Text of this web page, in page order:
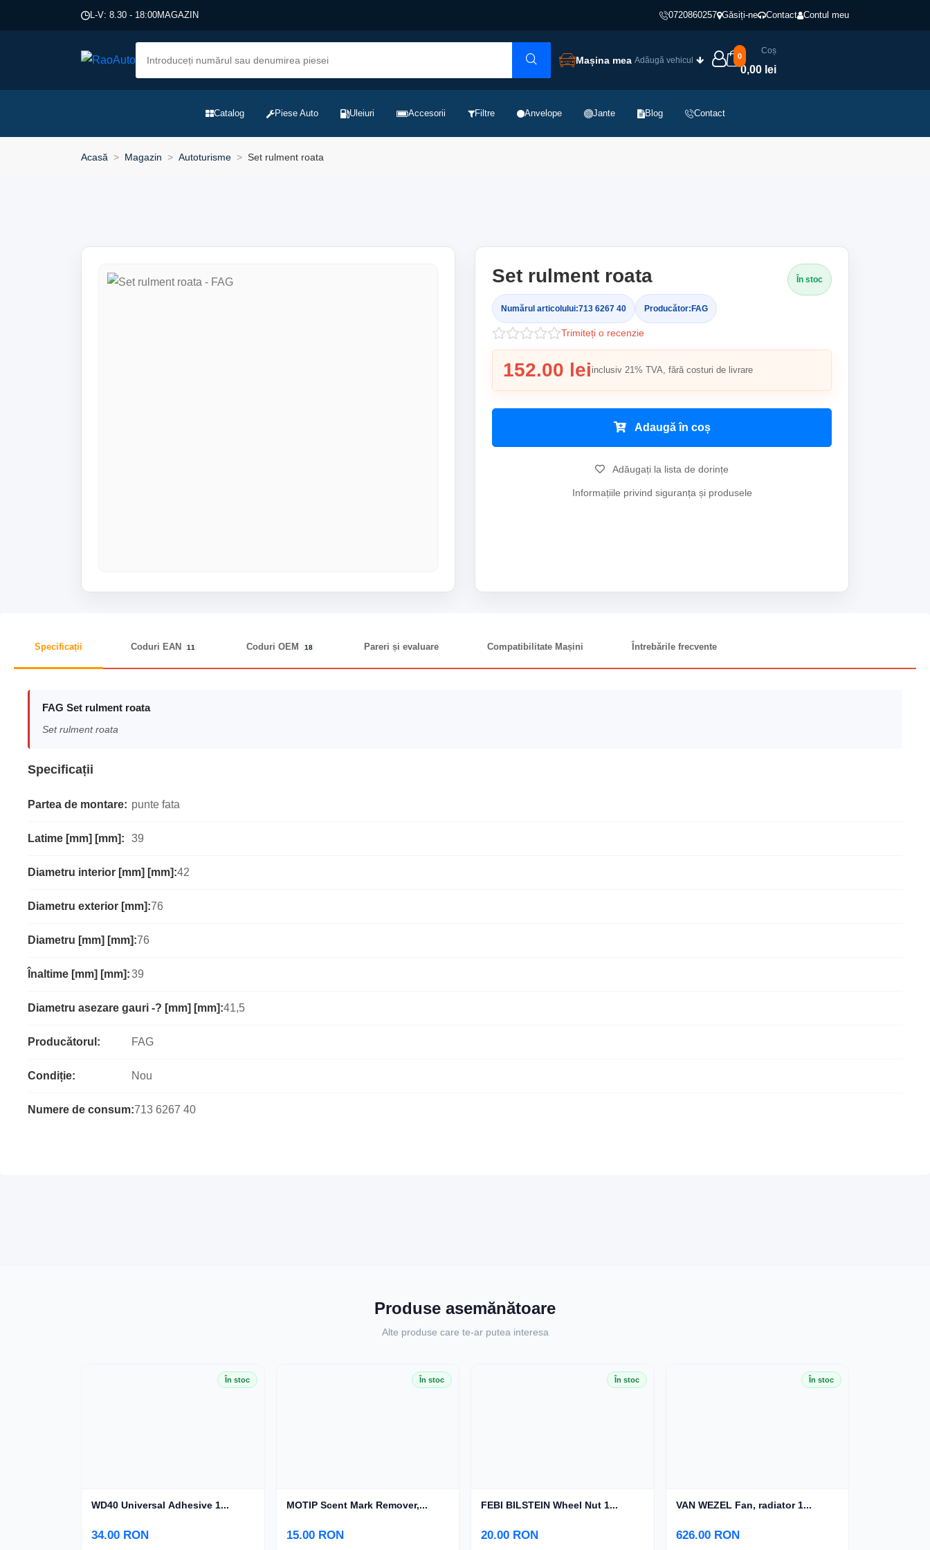
L-V: 8.30 - 18:00MAGAZIN 0720860257 Găsiți-ne Contact Contul meu
Mașina mea Adăugă vehicul 0
Coș
0,00 lei
Catalog Piese Auto Uleiuri Accesorii Filtre Anvelope Jante Blog Contact
Acasă Magazin Autoturisme Set rulment roata
Set rulment roata
Numărul articolului:713 6267 40 Producător: FAG
În stoc
Trimiteți o recenzie
152.00 lei inclusiv 21% TVA, fără costuri de livrare
Adaugă în coș
Adăugați la lista de dorințe
Informațiile privind siguranța și produsele
Specificații Coduri EAN 11 Coduri OEM 18 Pareri și evaluare Compatibilitate Mașini Întrebările frecvente
FAG Set rulment roata
Set rulment roata
Specificații
Partea de montare: punte fata
Latime [mm] [mm]: 39
Diametru interior [mm] [mm]:42
Diametru exterior [mm]:76
Diametru [mm] [mm]:76
Înaltime [mm] [mm]:39
Diametru asezare gauri -? [mm] [mm]:41,5
Producătorul: FAG
Condiție: Nou
Numere de consum:713 6267 40
Produse asemănătoare
Alte produse care te-ar putea interesa
În stoc
WD40 Universal Adhesive 1...
34.00 RON
În stoc
MOTIP Scent Mark Remover,...
15.00 RON
În stoc
FEBI BILSTEIN Wheel Nut 1...
20.00 RON
În stoc
VAN WEZEL Fan, radiator 1...
626.00 RON